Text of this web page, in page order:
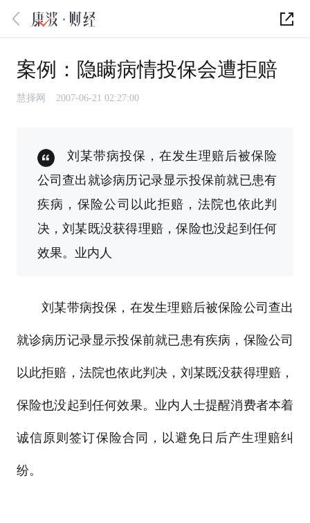
案例：隐瞒病情投保会遭拒赔
慧择网 2007-06-21 02:27:00
刘某带病投保，在发生理赔后被保险
公司查出就诊病历记录显示投保前就已患有
疾病，保险公司以此拒赔，法院也依此判
决，刘某既没获得理赔，保险也没起到任何
效果。业内人
刘某带病投保，在发生理赔后被保险公司查出
就诊病历记录显示投保前就已患有疾病，保险公司
以此拒赔，法院也依此判决，刘某既没获得理赔，
保险也没起到任何效果。业内人士提醒消费者本着
诚信原则签订保险合同，以避免日后产生理赔纠
纷。